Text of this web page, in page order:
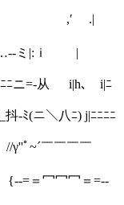
川 ,′ .|
ミ|:ｉ |
=-从 i|h､ i|ﾆ
＼八ﾆ) j|ﾆﾆﾆﾆ
￣￣￣￣
冖冖冖＝=‐-